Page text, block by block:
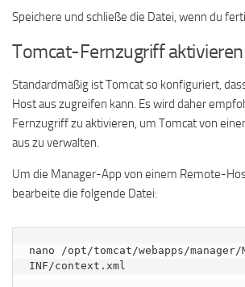
Speichere und schließe die Datei, wenn du
Tomcat-Fernzugriff aktivieren
Standardmäßig ist Tomcat so konfiguriert,
Host aus zugreifen kann. Es wird daher
Fernzugriff zu aktivieren, um Tomcat von
aus zu verwalten.
Um die Manager-App von einem Remote-
bearbeite die folgende Datei:
nano /opt/tomcat/webapps/manager/
INF/context.xml